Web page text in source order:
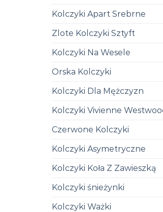
Kolczyki Apart Srebrne
Zlote Kolczyki Sztyft
Kolczyki Na Wesele
Orska Kolczyki
Kolczyki Dla Mężczyzn
Kolczyki Vivienne
Czerwone Kolczyki
Kolczyki Asymetryczne
Kolczyki Koła Z Zawieszką
Kolczyki śnieżynki
Kolczyki Ważki